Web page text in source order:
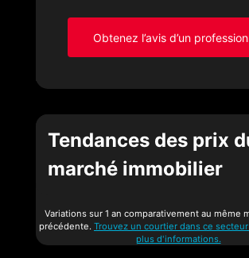
Obtenez l’avis d’un
Tendances des prix
marché immobilier
Variations sur 1 an comparativement au même
précédente. Trouvez un courtier dans ce
plus d'informations.